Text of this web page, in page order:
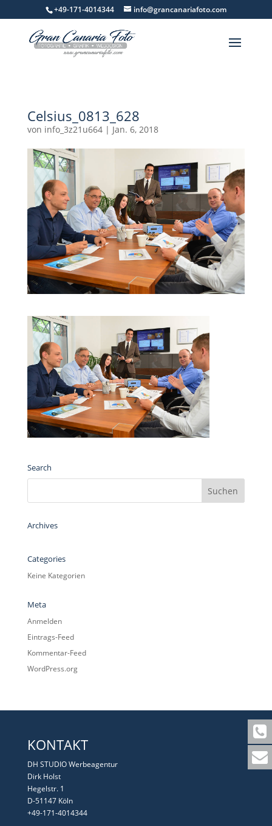
+49-171-4014344 info@grancanariafoto.com
Celsius_0813_628
von info_3z21u664| Jan. 6, 2018
Search
Archives
Categories
Keine Kategorien
Meta
Anmelden
Eintrags-Feed
Kommentar-Feed
WordPress.org
KONTAKT
DH STUDIO Werbeagentur
Dirk Holst
Hegelstr. 1
D-51147 Köln
+49-171-4014344